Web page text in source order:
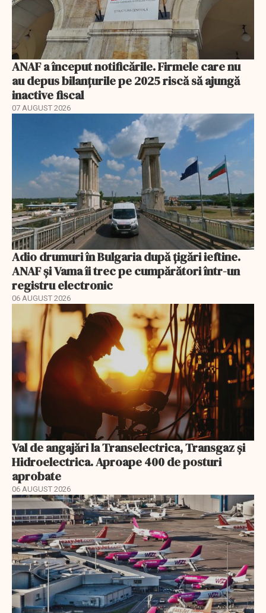
ANAF a început notificările. Firmele care nu
au depus bilanțurile pe 2025 riscă să ajungă
inactive fiscal
07 AUGUST 2026
Adio drumuri în Bulgaria după țigări ieftine.
ANAF și Vama îi trec pe cumpărători într-un
registru electronic
06 AUGUST 2026
Val de angajări la Transelectrica, Transgaz și
Hidroelectrica. Aproape 400 de posturi
aprobate
06 AUGUST 2026